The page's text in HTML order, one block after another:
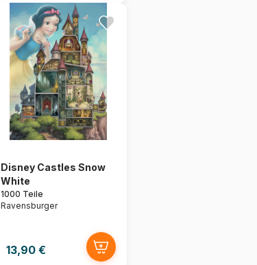
Disney Castles Snow
White
1000 Teile
Ravensburger
13,90 €